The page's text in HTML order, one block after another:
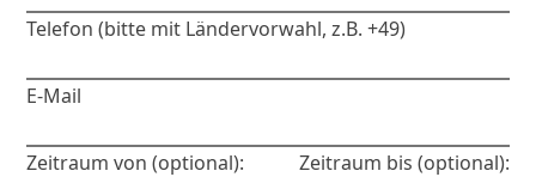
Telefon (bitte mit Ländervorwahl, z.B. +49)
E-Mail
Zeitraum von (optional): Zeitraum bis (optional):